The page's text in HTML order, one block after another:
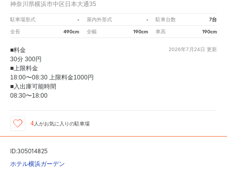
神奈川県横浜市中区日本大通35
駐車場形式 - 屋内外形式 - 駐車台数 7台
全長 490cm 全幅 190cm 車高 190cm
2026年7月24日 更新
■料金
30分 300円
■上限料金
18:00〜08:30 上限料金1000円
■入出庫可能時間
08:30〜18:00
4人がお気に入りの駐車場
ID:305014825
ホテル横浜ガーデン